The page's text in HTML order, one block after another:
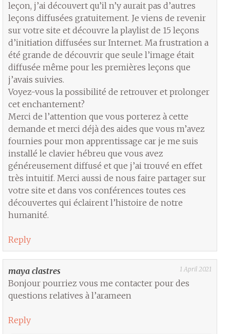
leçon, j’ai découvert qu’il n’y aurait pas d’autres
leçons diffusées gratuitement. Je viens de revenir
sur votre site et découvre la playlist de 15 leçons
d’initiation diffusées sur Internet. Ma frustration a
été grande de découvrir que seule l’image était
diffusée même pour les premières leçons que
j’avais suivies.
Voyez-vous la possibilité de retrouver et prolonger
cet enchantement?
Merci de l’attention que vous porterez à cette
demande et merci déjà des aides que vous m’avez
fournies pour mon apprentissage car je me suis
installé le clavier hébreu que vous avez
généreusement diffusé et que j’ai trouvé en effet
très intuitif. Merci aussi de nous faire partager sur
votre site et dans vos conférences toutes ces
découvertes qui éclairent l’histoire de notre
humanité.
Reply
maya clastres 1 April 2021
Bonjour pourriez vous me contacter pour des
questions relatives à l’arameen
Reply